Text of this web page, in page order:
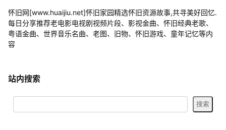
怀旧网[www.huaijiu.net]怀旧家园精选怀旧资源故事,共寻美好回忆.
每日分享推荐老电影电视剧视频片段、影视金曲、怀旧经典老歌、
粤语金曲、世界音乐名曲、老图、旧物、怀旧游戏、童年记忆等内
容
站内搜索